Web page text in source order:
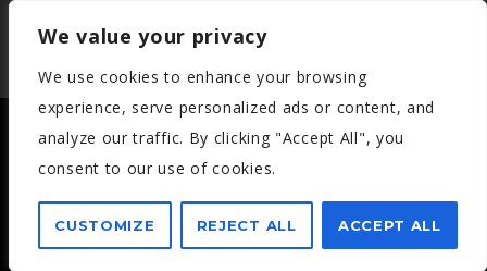
We value your privacy
We use cookies to enhance your browsing
experience, serve personalized ads or content, and
analyze our traffic. By clicking "Accept All", you
consent to our use of cookies.
CUSTOMIZE REJECT ALL ACCEPT ALL
LENDVAY PÉTER – 2016. JÚNIUS